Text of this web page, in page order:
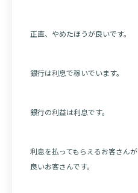
正直、やめたほうが良いです。
銀行は利息で稼いでいます。
銀行の利益は利息です。
利息を払ってもらえるお客さんが
良いお客さんです。